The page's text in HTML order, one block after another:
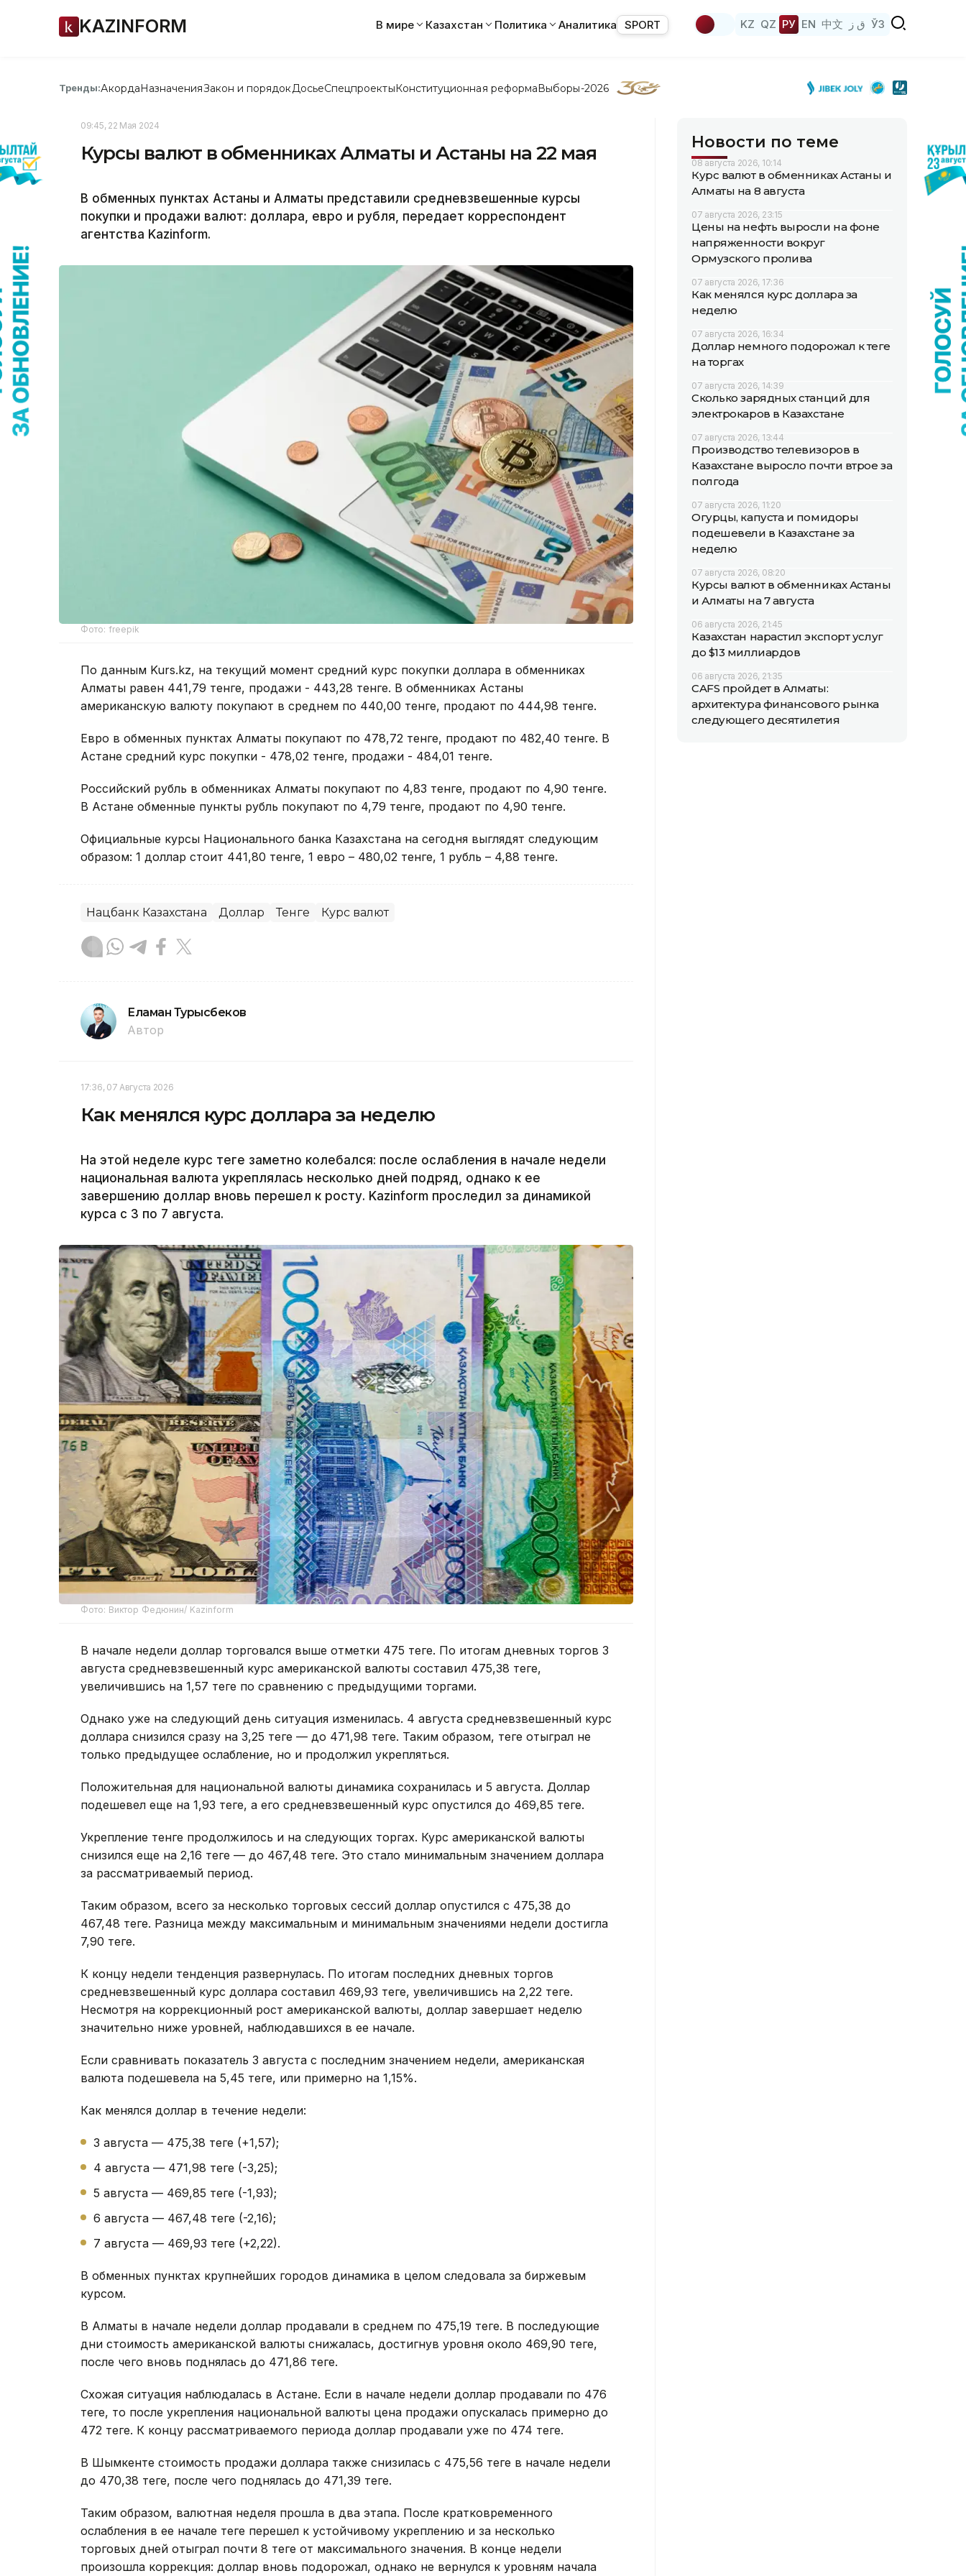
KAZINFORM В мире Казахстан Политика Аналитика SPORT KZ QZ РУ EN 中文 ق ز ЎЗ
Тренды:АкордаНазначенияЗакон и порядок ДосьеСпецпроектыКонституционная реформаВыборы-2026
09:45, 22 Мая 2024
Курсы валют в обменниках Алматы и Астаны на 22 мая
В обменных пунктах Астаны и Алматы представили средневзвешенные курсы
покупки и продажи валют: доллара, евро и рубля, передает корреспондент
агентства Kazinform.
Фото: freepik
По данным Kurs.kz, на текущий момент средний курс покупки доллара в обменниках
Алматы равен 441,79 тенге, продажи - 443,28 тенге. В обменниках Астаны
американскую валюту покупают в среднем по 440,00 тенге, продают по 444,98 тенге.
Евро в обменных пунктах Алматы покупают по 478,72 тенге, продают по 482,40 тенге. В
Астане средний курс покупки - 478,02 тенге, продажи - 484,01 тенге.
Российский рубль в обменниках Алматы покупают по 4,83 тенге, продают по 4,90 тенге.
В Астане обменные пункты рубль покупают по 4,79 тенге, продают по 4,90 тенге.
Официальные курсы Национального банка Казахстана на сегодня выглядят следующим
образом: 1 доллар стоит 441,80 тенге, 1 евро – 480,02 тенге, 1 рубль – 4,88 тенге.
Нацбанк Казахстана Доллар Тенге Курс валют
Еламан Турысбеков
Автор
17:36, 07 Августа 2026
Как менялся курс доллара за неделю
На этой неделе курс теңге заметно колебался: после ослабления в начале недели
национальная валюта укреплялась несколько дней подряд, однако к ее
завершению доллар вновь перешел к росту. Kazinform проследил за динамикой
курса с 3 по 7 августа.
Фото: Виктор Федюнин/ Kazinform
В начале недели доллар торговался выше отметки 475 теңге. По итогам дневных торгов 3
августа средневзвешенный курс американской валюты составил 475,38 теңге,
увеличившись на 1,57 теңге по сравнению с предыдущими торгами.
Однако уже на следующий день ситуация изменилась. 4 августа средневзвешенный курс
доллара снизился сразу на 3,25 теңге — до 471,98 теңге. Таким образом, теңге отыграл не
только предыдущее ослабление, но и продолжил укрепляться.
Положительная для национальной валюты динамика сохранилась и 5 августа. Доллар
подешевел еще на 1,93 теңге, а его средневзвешенный курс опустился до 469,85 теңге.
Укрепление тенге продолжилось и на следующих торгах. Курс американской валюты
снизился еще на 2,16 теңге — до 467,48 теңге. Это стало минимальным значением доллара
за рассматриваемый период.
Таким образом, всего за несколько торговых сессий доллар опустился с 475,38 до
467,48 теңге. Разница между максимальным и минимальным значениями недели достигла
7,90 теңге.
К концу недели тенденция развернулась. По итогам последних дневных торгов
средневзвешенный курс доллара составил 469,93 теңге, увеличившись на 2,22 теңге.
Несмотря на коррекционный рост американской валюты, доллар завершает неделю
значительно ниже уровней, наблюдавшихся в ее начале.
Если сравнивать показатель 3 августа с последним значением недели, американская
валюта подешевела на 5,45 теңге, или примерно на 1,15%.
Как менялся доллар в течение недели:
3 августа — 475,38 теңге (+1,57);
4 августа — 471,98 теңге (-3,25);
5 августа — 469,85 теңге (-1,93);
6 августа — 467,48 теңге (-2,16);
7 августа — 469,93 теңге (+2,22).
В обменных пунктах крупнейших городов динамика в целом следовала за биржевым
курсом.
В Алматы в начале недели доллар продавали в среднем по 475,19 теңге. В последующие
дни стоимость американской валюты снижалась, достигнув уровня около 469,90 теңге,
после чего вновь поднялась до 471,86 теңге.
Схожая ситуация наблюдалась в Астане. Если в начале недели доллар продавали по 476
теңге, то после укрепления национальной валюты цена продажи опускалась примерно до
472 теңге. К концу рассматриваемого периода доллар продавали уже по 474 теңге.
В Шымкенте стоимость продажи доллара также снизилась с 475,56 теңге в начале недели
до 470,38 теңге, после чего поднялась до 471,39 теңге.
Таким образом, валютная неделя прошла в два этапа. После кратковременного
ослабления в ее начале теңге перешел к устойчивому укреплению и за несколько
торговых дней отыграл почти 8 теңге от максимального значения. В конце недели
произошла коррекция: доллар вновь подорожал, однако не вернулся к уровням начала
Новости по теме
08 августа 2026, 10:14
Курс валют в обменниках Астаны и
Алматы на 8 августа
07 августа 2026, 23:15
Цены на нефть выросли на фоне
напряженности вокруг
Ормузского пролива
07 августа 2026, 17:36
Как менялся курс доллара за
неделю
07 августа 2026, 16:34
Доллар немного подорожал к теңге
на торгах
07 августа 2026, 14:39
Сколько зарядных станций для
электрокаров в Казахстане
07 августа 2026, 13:44
Производство телевизоров в
Казахстане выросло почти втрое за
полгода
07 августа 2026, 11:20
Огурцы, капуста и помидоры
подешевели в Казахстане за
неделю
07 августа 2026, 08:20
Курсы валют в обменниках Астаны
и Алматы на 7 августа
06 августа 2026, 21:45
Казахстан нарастил экспорт услуг
до $13 миллиардов
06 августа 2026, 21:35
CAFS пройдет в Алматы:
архитектура финансового рынка
следующего десятилетия